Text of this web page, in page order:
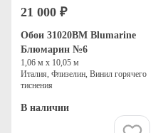
21 000 ₽
Обои 31020BM Blumarine
Блюмарин №6
1,06 м х 10,05 м
Италия, Флизелин, Винил горячего
тиснения
В наличии